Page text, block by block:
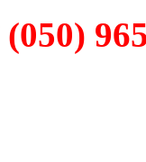
(050)